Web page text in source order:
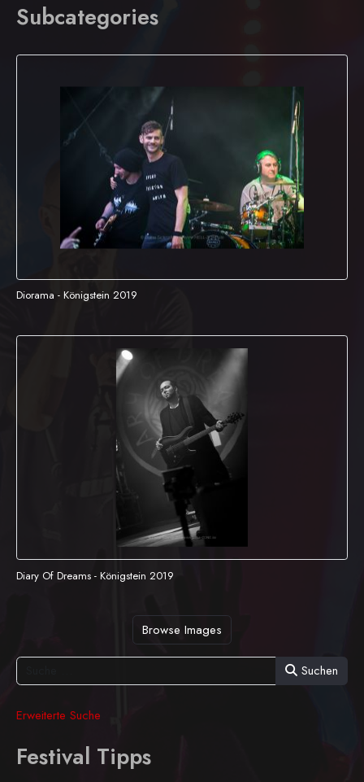
Subcategories
Diorama - Königstein 2019
Diary Of Dreams - Königstein 2019
Browse Images
Suchen
Erweiterte Suche
Festival Tipps